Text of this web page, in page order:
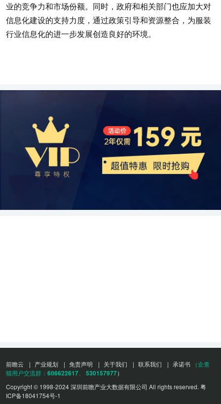
业的竞争力和市场份额。同时，政府和相关部门也应加大对
信息化建设的支持力度，通过政策引导和资源整合，为服装
行业信息化的进一步发展创造良好的环境。
前瞻云 | 产业规划 | 免责声明 | 关于我们 | 联系我们 | 承诺书 （企查
猫用户交流群： 606622617 530157977）
Copyright © 1998-2024 深圳前瞻产业大数据有限公司 All rights reserved. 粤
ICP备18041754号-1